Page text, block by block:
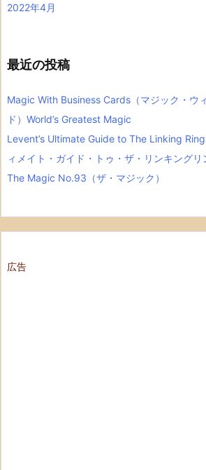
2022年4月
最近の投稿
Magic With Business Cards（マジック・ウ
ド）World’s Greatest Magic
Levent’s Ultimate Guide to The Linking
ィメイト・ガイド・トゥ・ザ・リンキングリ
The Magic No.93（ザ・マジック）
広告